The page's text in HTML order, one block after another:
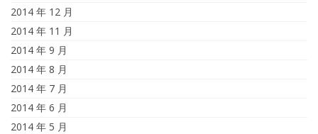
2014 年 12 月
2014 年 11 月
2014 年 9 月
2014 年 8 月
2014 年 7 月
2014 年 6 月
2014 年 5 月